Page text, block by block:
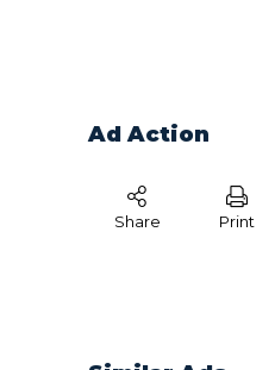
Ad Action
Share Print